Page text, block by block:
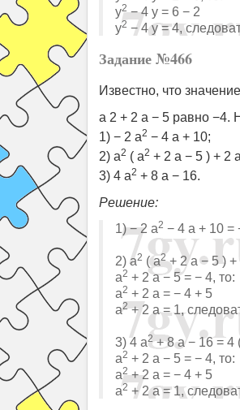
y2− 4 y = 6 − 2
y2 − 4 y = 4,
Задание №466
Известно, что
a 2 + 2 a − 5 равно −4.
1) − 2 a2 − 4 a + 10;
2) a2 ( a2 + 2 a − 5 ) + 2
3) 4 a2 + 8 a − 16.
Решение:
1) − 2 a2 − 4 a + 10 =
2) a2 ( a2+ 2 a − 5 ) +
a2 + 2 a − 5 = − 4, то:
a2 + 2 a = − 4 + 5
a2+ 2 a = 1,
3) 4 a2+ 8 a − 16 = 4
a2 + 2 a − 5 = − 4, то:
a2+ 2 a = − 4 + 5
a2 + 2 a = 1,